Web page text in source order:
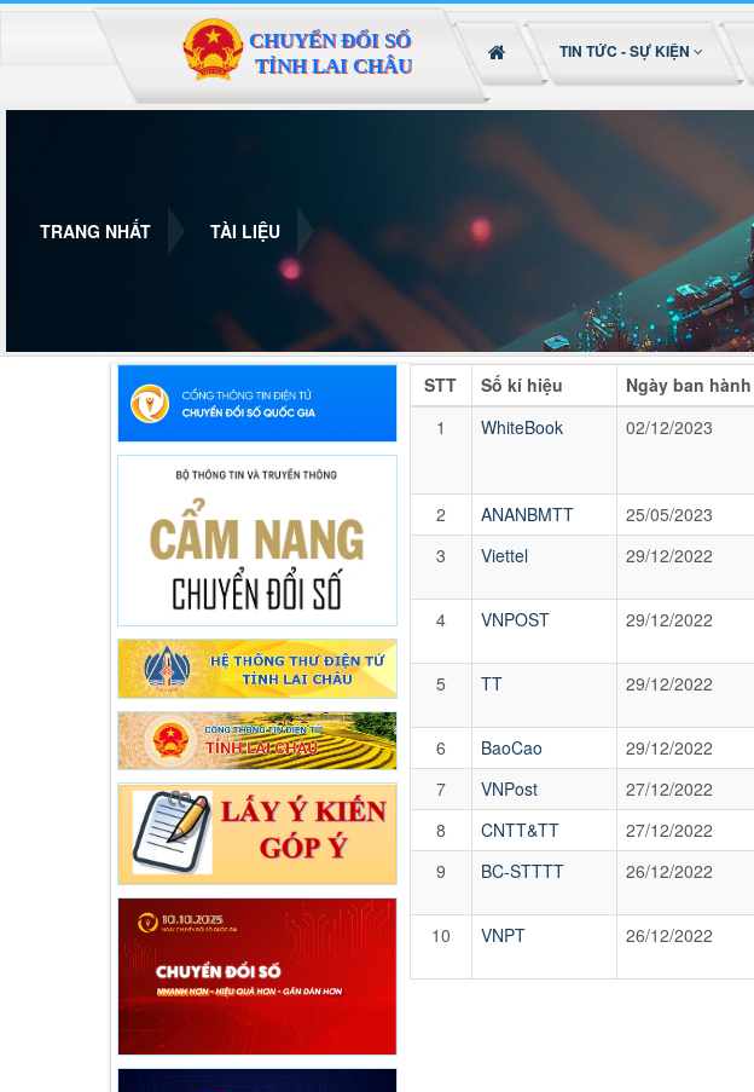
TIN TỨC - SỰ KIỆN
TRANG NHẤT TÀI LIỆU
STT Số kí hiệu Ngày ban hành
1
WhiteBook 02/12/2023
2
ANANBMTT 25/05/2023
3
Viettel 29/12/2022
4 VNPOST 29/12/2022
5 TT 29/12/2022
6 BaoCao 29/12/2022
7
VNPost 27/12/2022
8
CNTT&TT 27/12/2022
9
BC-STTTT 26/12/2022
10 VNPT 26/12/2022
Đã kết nối EMC